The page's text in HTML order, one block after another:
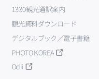
1330観光通訳案内
観光資料ダウンロード
デジタルブック／電子書籍
PHOTO KOREA
Odii